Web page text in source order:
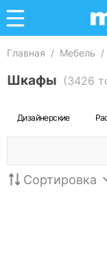
Главная / Мебель /
Шкафы (3426
Дизайнерские
Сортировка